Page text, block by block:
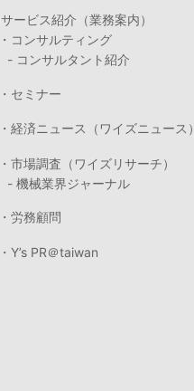
サービス紹介（業務案内）
・コンサルティング
- コンサルタント紹介
・セミナー
・経済ニュース（ワイズニュース）
・市場調査（ワイズリサーチ）
- 機械業界ジャーナル
・労務顧問
・Y’s PR＠taiwan